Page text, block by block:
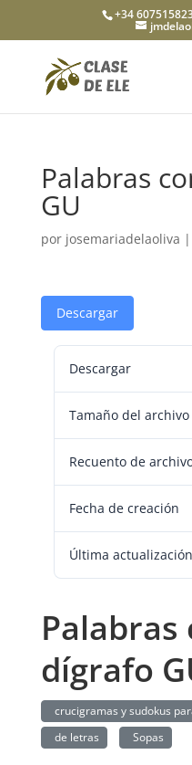
+34
Palabras
GU
por josemariadelaoliva |
Descargar
Descargar
Tamaño del archivo
Recuento de
Fecha de creación
Última actualización
Palabras
dígrafo
crucigramas y sudokus
de letras
Sopas